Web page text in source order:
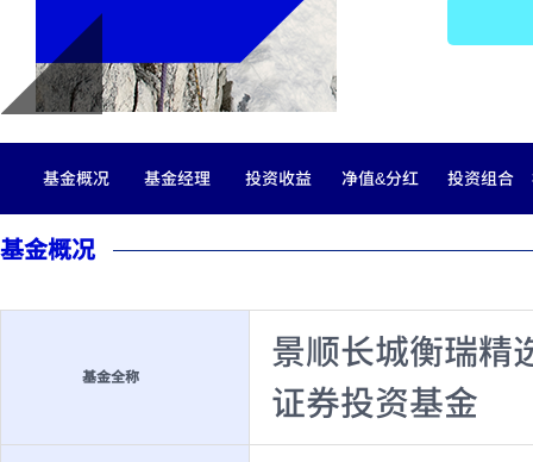
基金概况 基金经理 投资收益 净值&分红 投资组合
基金概况
基金全称
景顺长城衡瑞精
证券投资基金